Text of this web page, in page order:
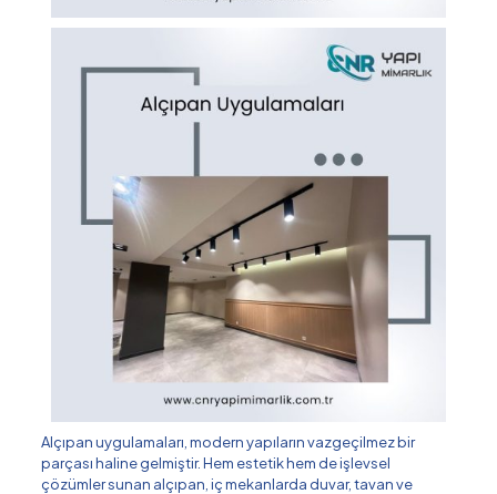
Alçıpan uygulamaları, modern yapıların vazgeçilmez bir
parçası haline gelmiştir. Hem estetik hem de işlevsel
çözümler sunan alçıpan, iç mekanlarda duvar, tavan ve